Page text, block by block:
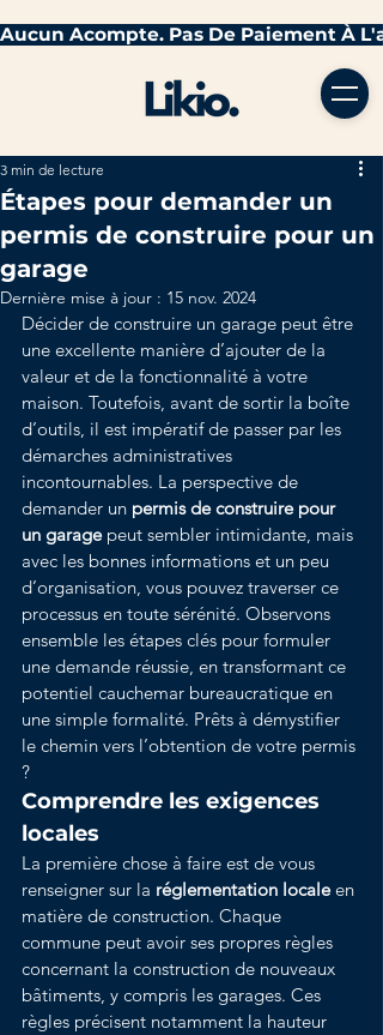
Étapes pour demander un
permis de construire pour un
garage
3 min de lecture
Dernière mise à jour : 15 nov. 2024
Décider de construire un garage peut être
une excellente manière d’ajouter de la
valeur et de la fonctionnalité à votre
maison. Toutefois, avant de sortir la boîte
d’outils, il est impératif de passer par les
démarches administratives
incontournables. La perspective de
demander un permis de construire pour
un garage peut sembler intimidante, mais
avec les bonnes informations et un peu
d’organisation, vous pouvez traverser ce
processus en toute sérénité. Observons
ensemble les étapes clés pour formuler
une demande réussie, en transformant ce
potentiel cauchemar bureaucratique en
une simple formalité. Prêts à démystifier
le chemin vers l’obtention de votre permis
?
Comprendre les exigences
locales
La première chose à faire est de vous
renseigner sur la réglementation locale en
matière de construction. Chaque
commune peut avoir ses propres règles
concernant la construction de nouveaux
bâtiments, y compris les garages. Ces
règles précisent notamment la hauteur